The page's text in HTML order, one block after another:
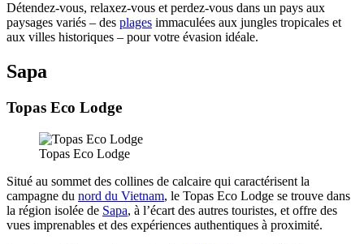
Détendez-vous, relaxez-vous et perdez-vous dans un pays aux
paysages variés – des plages immaculées aux jungles tropicales et
aux villes historiques – pour votre évasion idéale.
Sapa
Topas Eco Lodge
Topas Eco Lodge
Situé au sommet des collines de calcaire qui caractérisent la
campagne du nord du Vietnam, le Topas Eco Lodge se trouve dans
la région isolée de Sapa, à l’écart des autres touristes, et offre des
vues imprenables et des expériences authentiques à proximité.